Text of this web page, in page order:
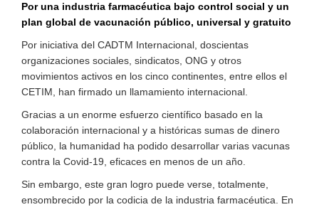
Por una industria farmacéutica bajo control social y un
plan global de vacunación público, universal y gratuito
Por iniciativa del CADTM Internacional, doscientas
organizaciones sociales, sindicatos, ONG y otros
movimientos activos en los cinco continentes, entre ellos el
CETIM, han firmado un llamamiento internacional.
Gracias a un enorme esfuerzo científico basado en la
colaboración internacional y a históricas sumas de dinero
público, la humanidad ha podido desarrollar varias vacunas
contra la Covid-19, eficaces en menos de un año.
Sin embargo, este gran logro puede verse, totalmente,
ensombrecido por la codicia de la industria farmacéutica. En